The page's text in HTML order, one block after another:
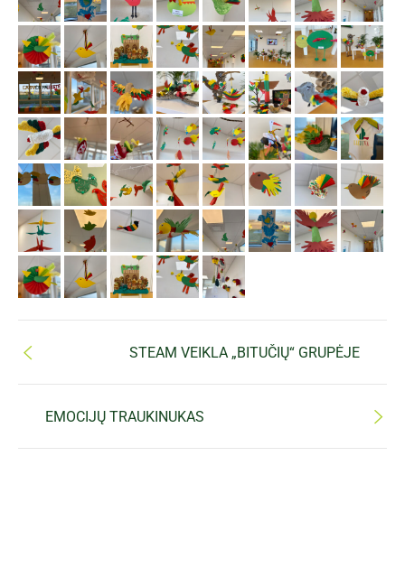
EMOCIJŲ TRAUKINUKAS
STEAM VEIKLA „BITUČIŲ“ GRUPĖJE